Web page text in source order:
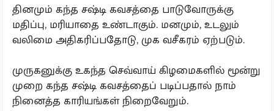
தினமும் கந்த சஷ்டி கவசத்தை பாடுவோருக்கு
மதிப்பு, மரியாதை உண்டாகும். மனமும், உடலும்
வலிமை அதிகரிப்பதோடு, முக வசீகரம் ஏற்படும்.
முருகனுக்கு உகந்த செவ்வாய் கிழமைகளில் மூன்று
முறை கந்த சஷ்டி கவசத்தைப் படிப்பதால் நாம்
நினைத்த காரியங்கள் நிறைவேறும்.